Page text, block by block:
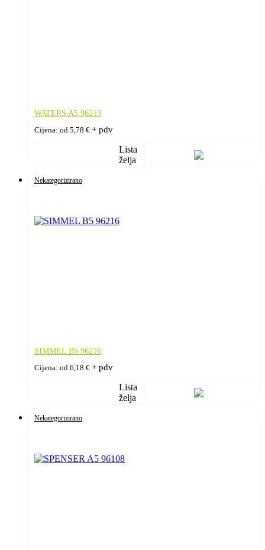
WATERS A5 96219
Cijena: od 5,78 € + pdv
Lista
želja
Nekategorizirano
SIMMEL B5 96216
Cijena: od 6,18 € + pdv
Lista
želja
Nekategorizirano